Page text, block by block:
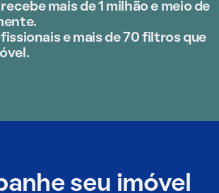
mais de 1 milhão e meio de
e mais de 70 filtros que
seu imóvel